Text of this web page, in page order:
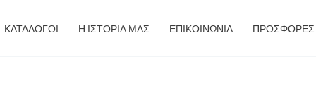
ΚΑΤΑΛΟΓΟΙ Η ΙΣΤΟΡΙΑ ΜΑΣ ΕΠΙΚΟΙΝΩΝΙΑ ΠΡΟΣΦΟΡΈΣ